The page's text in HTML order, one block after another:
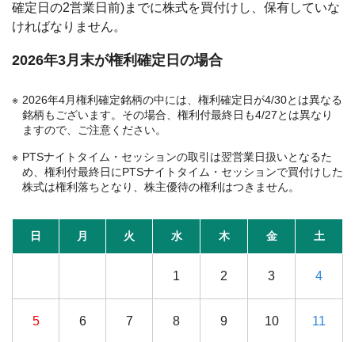
確定日の2営業日前)までに株式を買付けし、保有していな
ければなりません。
2026年3月末が権利確定日の場合
2026年4月権利確定銘柄の中には、権利確定日が4/30とは異なる
銘柄もございます。その場合、権利付最終日も4/27とは異なり
ますので、ご注意ください。
PTSナイトタイム・セッションの取引は翌営業日扱いとなるた
め、権利付最終日にPTSナイトタイム・セッションで買付けした
株式は権利落ちとなり、株主優待の権利はつきません。
日 月 火 水 木 金 土
1 2 3 4
5 6 7 8 9 10 11